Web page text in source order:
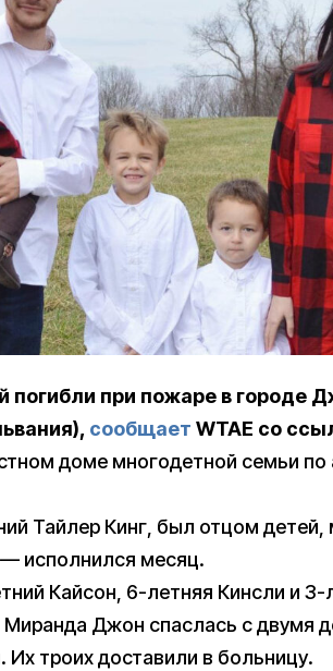
погибли при пожаре в городе
сообщает WTAE со
доме многодетной семьи по
Тайлер Кинг, был отцом
исполнился месяц.
Кайсон, 6-летняя Кинсли и 3-
Миранда Джон спаслась с двумя
троих доставили в больницу.